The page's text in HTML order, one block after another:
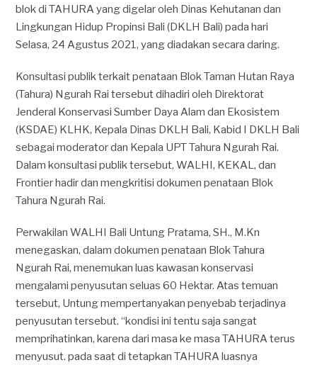
blok di TAHURA yang digelar oleh Dinas Kehutanan dan
Lingkungan Hidup Propinsi Bali (DKLH Bali) pada hari
Selasa, 24 Agustus 2021, yang diadakan secara daring.
Konsultasi publik terkait penataan Blok Taman Hutan Raya
(Tahura) Ngurah Rai tersebut dihadiri oleh Direktorat
Jenderal Konservasi Sumber Daya Alam dan Ekosistem
(KSDAE) KLHK, Kepala Dinas DKLH Bali, Kabid I DKLH Bali
sebagai moderator dan Kepala UPT Tahura Ngurah Rai.
Dalam konsultasi publik tersebut, WALHI, KEKAL, dan
Frontier hadir dan mengkritisi dokumen penataan Blok
Tahura Ngurah Rai.
Perwakilan WALHI Bali Untung Pratama, SH., M.Kn
menegaskan, dalam dokumen penataan Blok Tahura
Ngurah Rai, menemukan luas kawasan konservasi
mengalami penyusutan seluas 60 Hektar. Atas temuan
tersebut, Untung mempertanyakan penyebab terjadinya
penyusutan tersebut. “kondisi ini tentu saja sangat
memprihatinkan, karena dari masa ke masa TAHURA terus
menyusut. pada saat di tetapkan TAHURA luasnya